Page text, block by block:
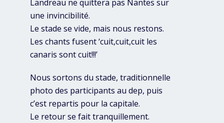
Landreau ne quittera pas Nantes sur
une invincibilité.
Le stade se vide, mais nous restons.
Les chants fusent ‘cuit,cuit,cuit les
canaris sont cuit!!!’
Nous sortons du stade, traditionnelle
photo des participants au dep, puis
c’est repartis pour la capitale.
Le retour se fait tranquillement.